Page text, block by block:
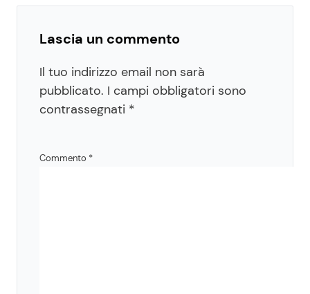
Lascia un commento
Il tuo indirizzo email non sarà
pubblicato. I campi obbligatori sono
contrassegnati *
Commento *